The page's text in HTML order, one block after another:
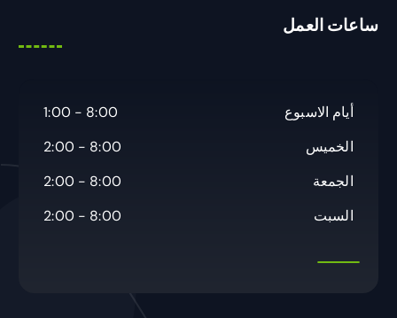
ث
ساعات العمل
أيام الاسبوع
8:00 - 1:00
الخميس
8:00 - 2:00
الجمعة
8:00 - 2:00
السبت
8:00 - 2:00